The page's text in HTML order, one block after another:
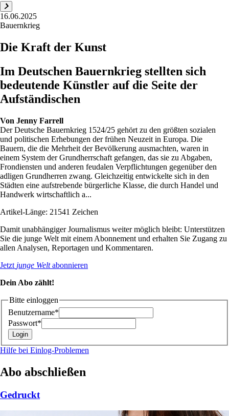
16.06.2025
Bauernkrieg
Die Kraft der Kunst
Im Deutschen Bauernkrieg stellten sich
bedeutende Künstler auf die Seite der
Aufständischen
Von Jenny Farrell
Der Deutsche Bauernkrieg 1524/25 gehört zu den größten sozialen
und politischen Erhebungen der frühen Neuzeit in Europa. Die
Bauern, die die Mehrheit der Bevölkerung ausmachten, waren in
einem System der Grundherrschaft gefangen, das sie zu Abgaben,
Frondiensten und anderen feudalen Verpflichtungen gegenüber den
adligen Grundherren zwang. Gleichzeitig entwickelte sich in den
Städten eine aufstrebende bürgerliche Klasse, die durch Handel und
Handwerk wirtschaftlich a...
Artikel-Länge: 21541 Zeichen
Damit unabhängiger Journalismus weiter möglich bleibt: Unterstützen
Sie die junge Welt mit einem Abonnement und erhalten Sie Zugang zu
allen Analysen, Reportagen und Kommentaren.
Jetzt junge Weltabonnieren
Dein Abo zählt!
Bitte einloggen
Benutzername*
Passwort*
Hilfe bei Einlog-Problemen
Abo abschließen
Gedruckt